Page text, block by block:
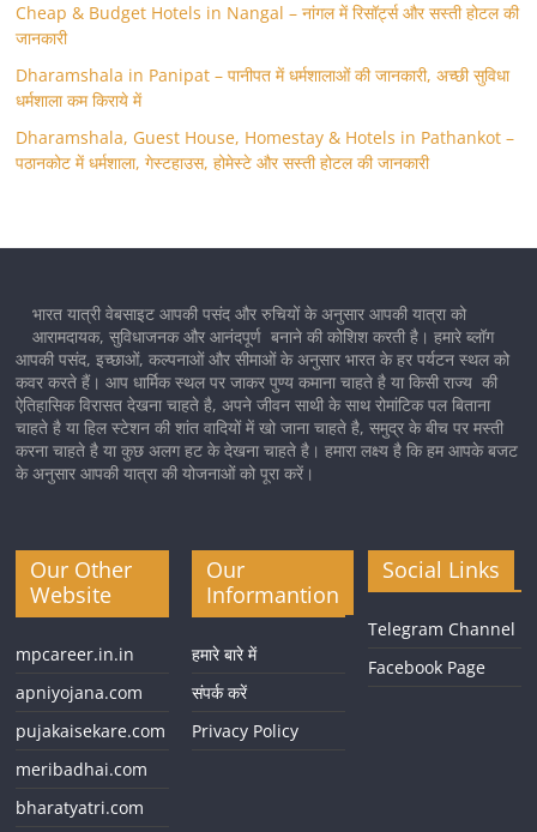
Cheap & Budget Hotels in Nangal – नांगल में रिसॉर्ट्स और सस्ती होटल की
जानकारी
Dharamshala in Panipat – पानीपत में धर्मशालाओं की जानकारी, अच्छी सुविधा
धर्मशाला कम किराये में
Dharamshala, Guest House, Homestay & Hotels in Pathankot –
पठानकोट में धर्मशाला, गेस्टहाउस, होमेस्टे और सस्ती होटल की जानकारी
भारत यात्री वेबसाइट आपकी पसंद और रुचियों के अनुसार आपकी यात्रा को
आरामदायक, सुविधाजनक और आनंदपूर्ण बनाने की कोशिश करती है। हमारे ब्लॉग
आपकी पसंद, इच्छाओं, कल्पनाओं और सीमाओं के अनुसार भारत के हर पर्यटन स्थल को
कवर करते हैं। आप धार्मिक स्थल पर जाकर पुण्य कमाना चाहते है या किसी राज्य की
ऐतिहासिक विरासत देखना चाहते है, अपने जीवन साथी के साथ रोमांटिक पल बिताना
चाहते है या हिल स्टेशन की शांत वादियों में खो जाना चाहते है, समुद्र के बीच पर मस्ती
करना चाहते है या कुछ अलग हट के देखना चाहते है। हमारा लक्ष्य है कि हम आपके बजट
के अनुसार आपकी यात्रा की योजनाओं को पूरा करें।
Our Other
Website
mpcareer.in.in
apniyojana.com
pujakaisekare.com
meribadhai.com
bharatyatri.com
Our
Informantion
हमारे बारे में
संपर्क करें
Privacy Policy
Social Links
Telegram Channel
Facebook Page